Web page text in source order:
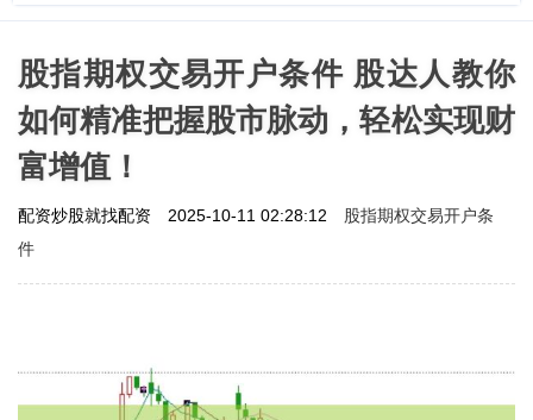
股指期权交易开户条件 股达人教你
如何精准把握股市脉动，轻松实现财
富增值！
配资炒股就找配资 2025-10-11 02:28:12
股指期权交易开户条
件